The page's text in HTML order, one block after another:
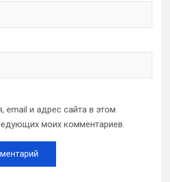
email и адрес сайта в этом
моих комментариев.